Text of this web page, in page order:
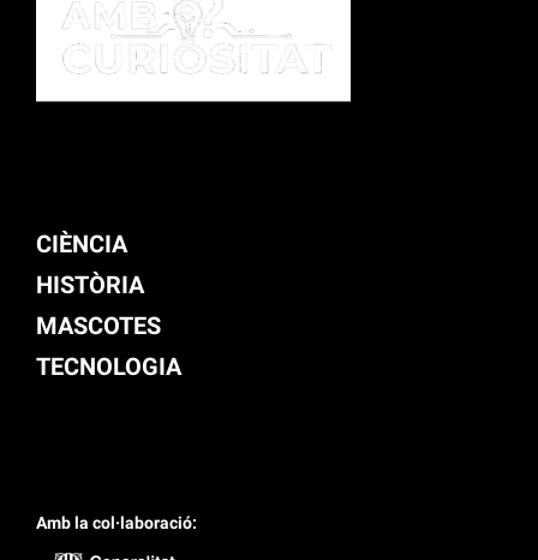
CIÈNCIA
HISTÒRIA
MASCOTES
TECNOLOGIA
Amb la col·laboració: